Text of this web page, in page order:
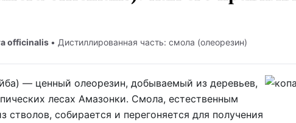
officinalis • Дистиллированная часть: смола (олеорезин)
— ценный олеорезин, добываемый из деревьев,
лесах Амазонки. Смола, естественным
собирается и перегоняется для получения